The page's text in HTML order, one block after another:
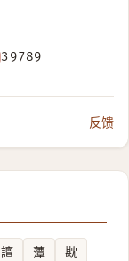
39789
反馈
譠 藫
㽎